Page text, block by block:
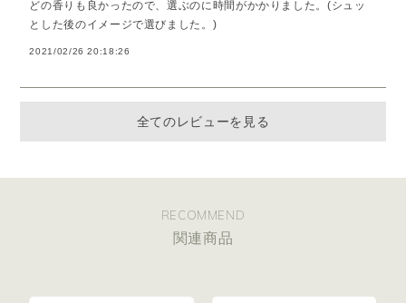
どの香りも良かったので、選ぶのに時間がかかりました。(シュッ
とした後のイメージで選びました。)
2021/02/26 20:18:26
全てのレビューを見る
RECOMMEND
関連商品